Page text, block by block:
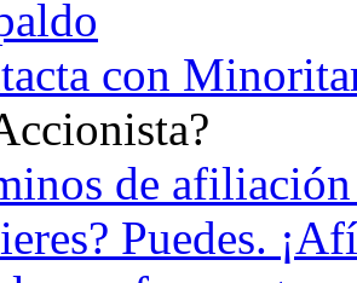
con
de
Puedes.